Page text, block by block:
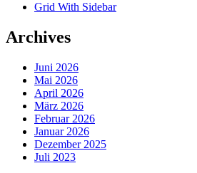
Grid With Sidebar
Archives
Juni 2026
Mai 2026
April 2026
März 2026
Februar 2026
Januar 2026
Dezember 2025
Juli 2023